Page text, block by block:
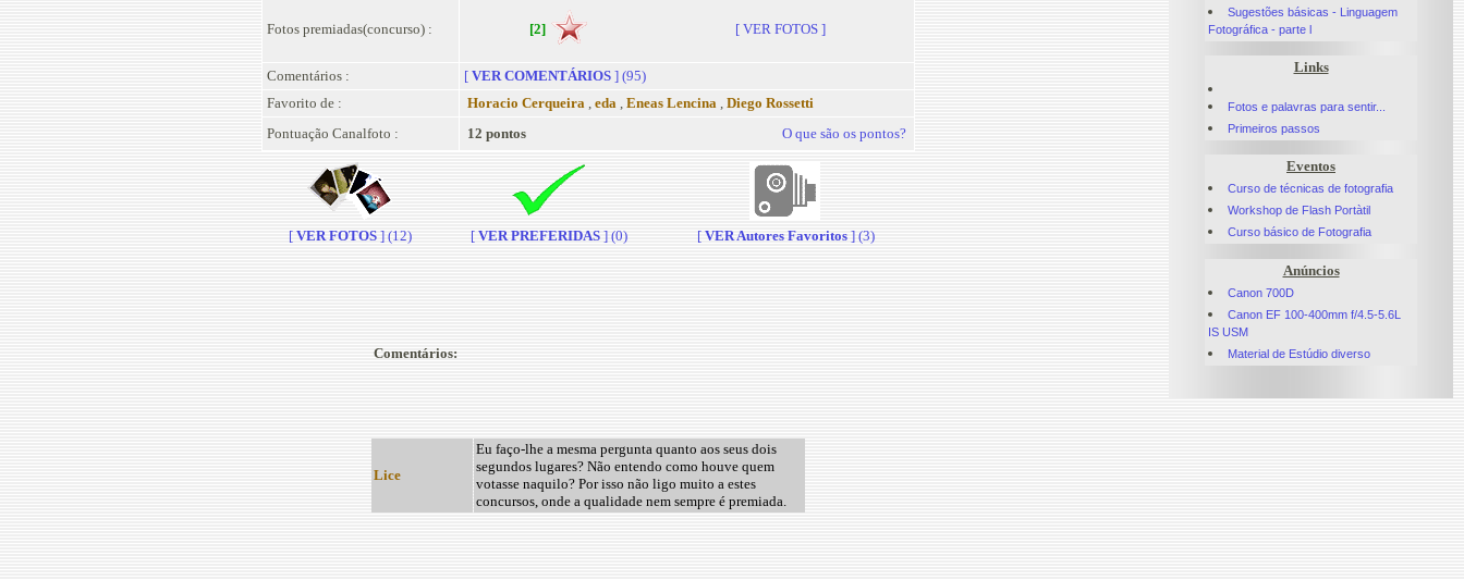
Fotos premiadas(concurso) : [2] [ VER FOTOS ]
Comentários : [VER COMENTÁRIOS ] (95)
Favorito de :
Horacio Cerqueira , eda , Eneas Lencina , Diego Rossetti
Pontuação Canalfoto :
12 pontos O que são os pontos?
[VER FOTOS ] (12) [VER PREFERIDAS ] (0) [VER Autores Favoritos ] (3)
Comentários:
Lice
Eu faço-lhe a mesma pergunta quanto aos seus dois
segundos lugares? Não entendo como houve quem
votasse naquilo? Por isso não ligo muito a estes
concursos, onde a qualidade nem sempre é premiada.
Sugestões básicas - Linguagem
Fotográfica - parte l
Links
Fotos e palavras para sentir...
Primeiros passos
Eventos
Curso de técnicas de fotografia
Workshop de Flash Portàtil
Curso básico de Fotografia
Anúncios
Canon 700D
Canon EF 100-400mm f/4.5-5.6L
IS USM
Material de Estúdio diverso